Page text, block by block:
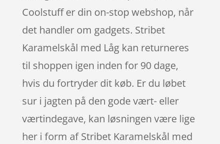
Coolstuff er din on-stop webshop, når
det handler om gadgets. Stribet
Karamelskål med Låg kan returneres
til shoppen igen inden for 90 dage,
hvis du fortryder dit køb. Er du løbet
sur i jagten på den gode vært- eller
værtindegave, kan løsningen være lige
her i form af Stribet Karamelskål med